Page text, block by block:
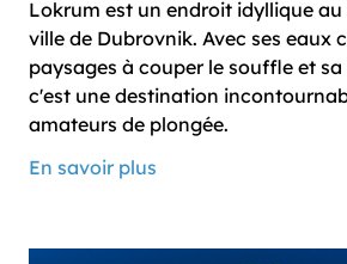
Lokrum est un endroit idyllique au
ville de Dubrovnik. Avec ses eaux
paysages à couper le souffle et
c'est une destination
amateurs de plongée.
En savoir plus